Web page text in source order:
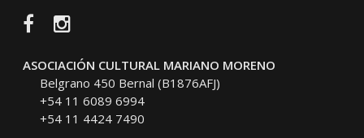
FacebookInstagram
ASOCIACIÓN CULTURAL MARIANO MORENO
Belgrano 450 Bernal (B1876AFJ)
+54 11 6089 6994
+54 11 4424 7490